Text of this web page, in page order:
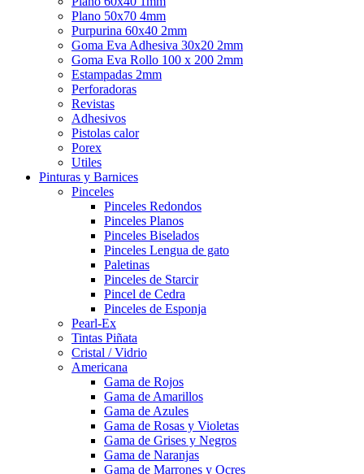
Plano 50x70 4mm
Purpurina 60x40 2mm
Goma Eva Adhesiva 30x20 2mm
Goma Eva Rollo 100 x 200 2mm
Estampadas 2mm
Perforadoras
Revistas
Adhesivos
Pistolas calor
Porex
Utiles
Pinturas y Barnices
Pinceles
Pinceles Redondos
Pinceles Planos
Pinceles Biselados
Pinceles Lengua de gato
Paletinas
Pinceles de Starcir
Pincel de Cedra
Pinceles de Esponja
Pearl-Ex
Tintas Piñata
Cristal / Vidrio
Americana
Gama de Rojos
Gama de Amarillos
Gama de Azules
Gama de Rosas y Violetas
Gama de Grises y Negros
Gama de Naranjas
Gama de Marrones y Ocres